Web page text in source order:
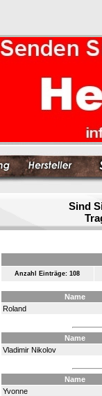
Sind
Anzahl Einträge: 108
Name
Roland
Name
Vladimir Nikolov
Name
Yvonne